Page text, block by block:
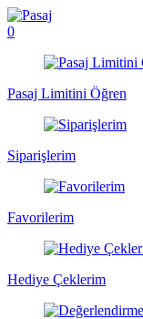
0
Pasaj Limitini Öğren
Siparişlerim
Favorilerim
Hediye Çeklerim